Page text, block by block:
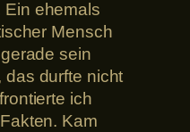
ehemals
Mensch
sein
das durfte nicht
ich
Kam